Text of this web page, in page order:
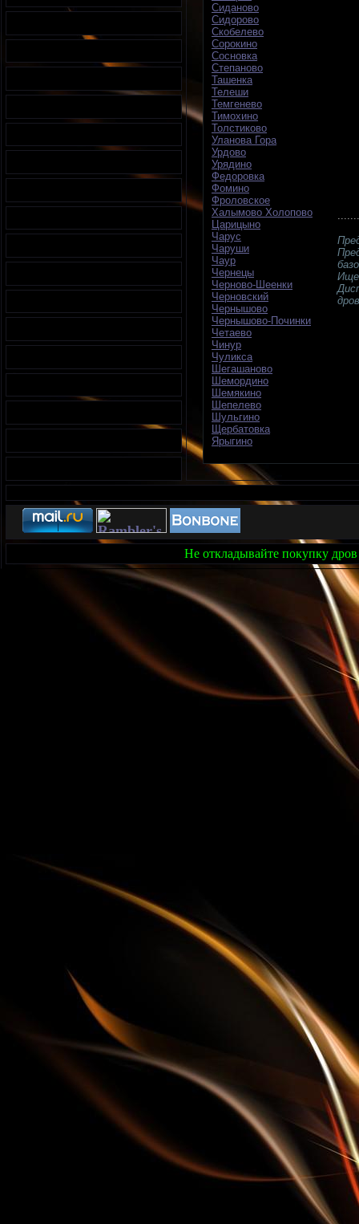
Сиданово
Сидорово
Скобелево
Сорокино
Сосновка
Степаново
Ташенка
Телеши
Темгенево
Тимохино
Толстиково
Уланова Гора
Урдово
Урядино
Федоровка
Фомино
Фроловское
Халымово Холопово
Царицыно
Чарус
Чаруши
Чаур
Чернецы
Черново-Шеенки
Черновский
Чернышово
Чернышово-Починки
Четаево
Чинур
Чуликса
Шегашаново
Шемордино
Шемякино
Шепелево
Шульгино
Щербатовка
Ярыгино
Не откладывайте покупку